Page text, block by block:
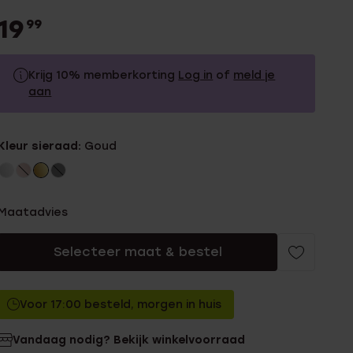
99
Krijg 10% memberkorting Log in of meld je
aan
Zonder memberkorting
sieraad: Goud
Selecteer maat & bestel
Voor 17:00 besteld, morgen in huis
Vandaag nodig? Bekijk winkelvoorraad